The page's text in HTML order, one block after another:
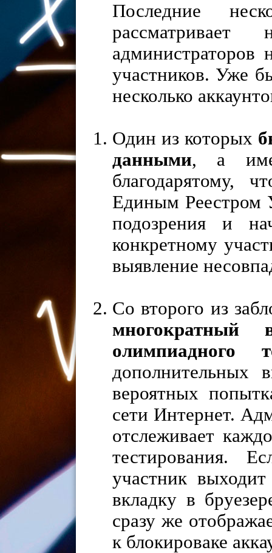
Последние
администраторов
участников. Уже
несколько
Один из которых
данными, а
благодарятому,
Единым Реестром
подозрения и
конкретному
выявление
Со второго из
многократный
олимпиадного
дополнительных
вероятных
сети Интернет.
отслеживает
тестирования.
участник
вкладку в
сразу же
к блокироваке